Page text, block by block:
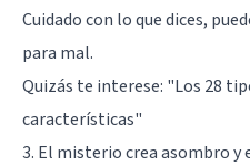
Cuidado con lo que dices,
para mal.
Quizás te interese: "Los 28
características"
3. El misterio crea asombro y